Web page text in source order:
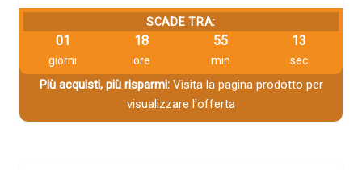
SCADE TRA:
01
giorni
18
ore
55
min
12
sec
Più acquisti, più risparmi:Visita la pagina prodotto per
visualizzare l'offerta